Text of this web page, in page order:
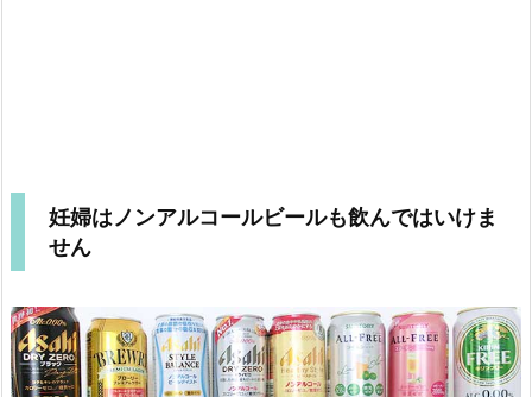
妊婦はノンアルコールビールも飲んではいけま
せん